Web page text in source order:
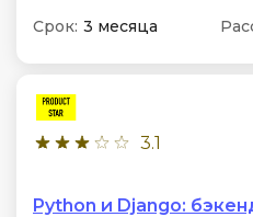
Срок: 3 месяца
3.1
Python и Django: